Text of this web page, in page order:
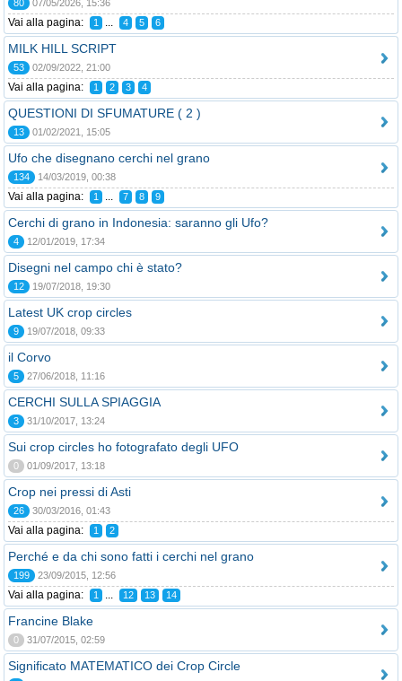
80 07/05/2026, 15:36
Vai alla pagina: 1 ... 4 5 6
MILK HILL SCRIPT
53 02/09/2022, 21:00
Vai alla pagina: 1 2 3 4
QUESTIONI DI SFUMATURE ( 2 )
13 01/02/2021, 15:05
Ufo che disegnano cerchi nel grano
134 14/03/2019, 00:38
Vai alla pagina: 1 ... 7 8 9
Cerchi di grano in Indonesia: saranno gli Ufo?
4 12/01/2019, 17:34
Disegni nel campo chi è stato?
12 19/07/2018, 19:30
Latest UK crop circles
9 19/07/2018, 09:33
il Corvo
5 27/06/2018, 11:16
CERCHI SULLA SPIAGGIA
3 31/10/2017, 13:24
Sui crop circles ho fotografato degli UFO
0 01/09/2017, 13:18
Crop nei pressi di Asti
26 30/03/2016, 01:43
Vai alla pagina: 1 2
Perché e da chi sono fatti i cerchi nel grano
199 23/09/2015, 12:56
Vai alla pagina: 1 ... 12 13 14
Francine Blake
0 31/07/2015, 02:59
Significato MATEMATICO dei Crop Circle